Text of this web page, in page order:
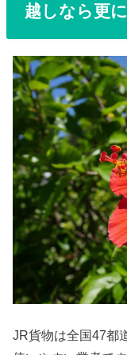
越しなら更
JR貨物は全国47都